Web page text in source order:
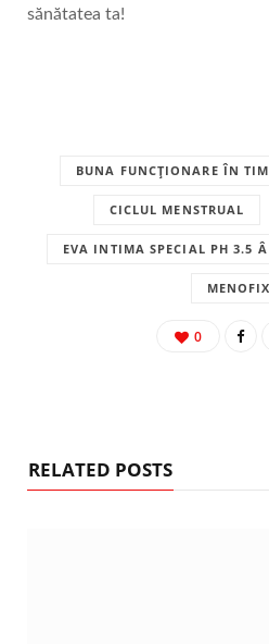
sănătatea ta!
BUNA FUNCȚIONARE ÎN
CICLUL MENSTRUAL
EVA INTIMA SPECIAL PH 3.5 Â
MENOFIX
0
RELATED POSTS